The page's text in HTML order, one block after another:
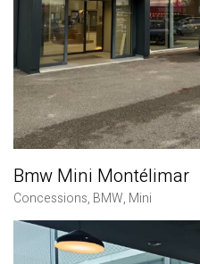
Bmw Mini Montélimar
Concessions, BMW, Mini